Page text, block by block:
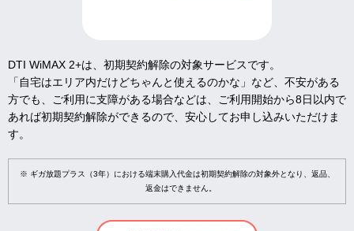
DTI WiMAX 2+は、初期契約解除の対象サービスです。
「自宅はエリア内だけどちゃんと使えるのかな」など、不安がある
方でも、ご利用に支障がある場合などは、ご利用開始から8日以内で
あれば初期契約解除ができるので、安心してお申し込みいただけま
す。
※ ギガ放題プラス（3年）における端末購入代金は初期契約解除の対象外となり、返品、
返金はできません。